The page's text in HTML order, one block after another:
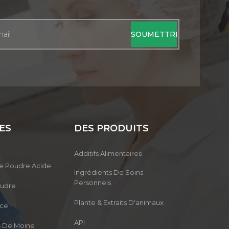
Poudre Acide
De Moine
DES PRODUITS
Additifs Alimentaires
Ingrédients De Soins
Personnels
Plante & Extraits D'animaux
API